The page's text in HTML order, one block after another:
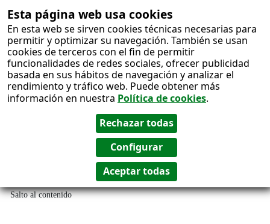
Esta página web usa cookies
En esta web se sirven cookies técnicas necesarias para
permitir y optimizar su navegación. También se usan
cookies de terceros con el fin de permitir
funcionalidades de redes sociales, ofrecer publicidad
basada en sus hábitos de navegación y analizar el
rendimiento y tráfico web. Puede obtener más
información en nuestra Política de cookies.
Salto al contenido